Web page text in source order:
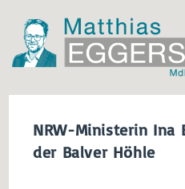
NRW-Ministerin Ina
der Balver Höhle